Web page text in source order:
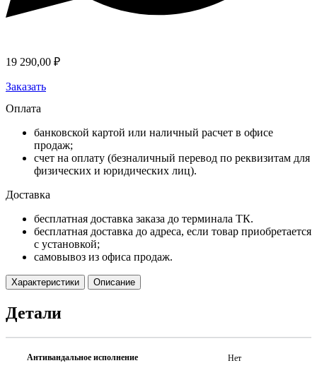
19 290,00 ₽
Заказать
Оплата
банковской картой или наличный расчет в офисе
продаж;
счет на оплату (безналичный перевод по реквизитам для
физических и юридических лиц).
Доставка
бесплатная доставка заказа до терминала ТК.
бесплатная доставка до адреса, если товар приобретается
с установкой;
самовывоз из офиса продаж.
Характеристики Описание
Детали
Антивандальное исполнение Нет